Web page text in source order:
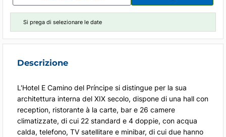
Si prega di selezionare le date
Descrizione
L'Hotel E Camino del Príncipe si distingue per la sua
architettura interna del XIX secolo, dispone di una hall con
reception, ristorante à la carte, bar e 26 camere
climatizzate, di cui 22 standard e 4 doppie, con acqua
calda, telefono, TV satellitare e minibar, di cui due hanno